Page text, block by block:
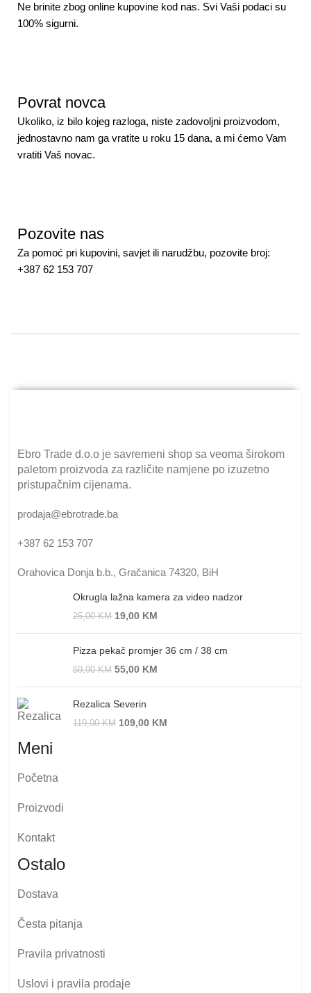
Ne brinite zbog online kupovine kod nas. Svi Vaši podaci su
100% sigurni.
Povrat novca
Ukoliko, iz bilo kojeg razloga, niste zadovoljni proizvodom,
jednostavno nam ga vratite u roku 15 dana, a mi ćemo Vam
vratiti Vaš novac.
Pozovite nas
Za pomoć pri kupovini, savjet ili narudžbu, pozovite broj:
+387 62 153 707
Ebro Trade d.o.o je savremeni shop sa veoma širokom
paletom proizvoda za različite namjene po izuzetno
pristupačnim cijenama.
prodaja@ebrotrade.ba
+387 62 153 707
Orahovica Donja b.b., Gračanica 74320, BiH
Okrugla lažna kamera za video nadzor
25,00KM 19,00 KM
Pizza pekač promjer 36 cm / 38 cm
59,90KM 55,00 KM
Rezalica Severin
119,00KM 109,00 KM
Meni
Početna
Proizvodi
Kontakt
Ostalo
Dostava
Česta pitanja
Pravila privatnosti
Uslovi i pravila prodaje